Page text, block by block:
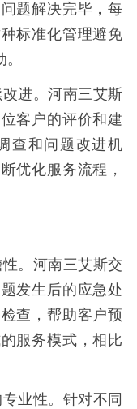
题解决完毕，每
标准化管理避免
进。河南三艾斯
客户的评价和建
查和问题改进机
优化服务流程，
。河南三艾斯交
发生后的应急处
查，帮助客户预
服务模式，相比
业性。针对不同